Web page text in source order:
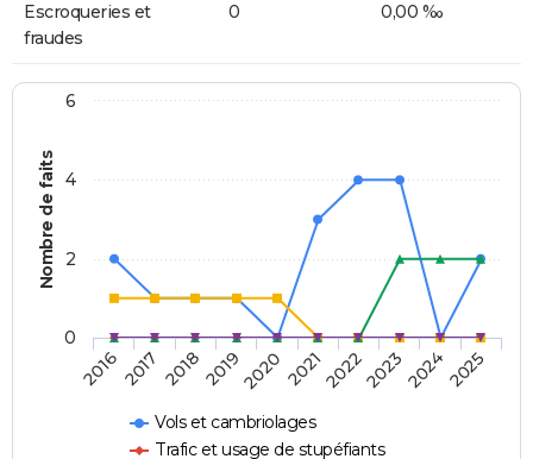
Escroqueries et
fraudes
0 0,00 ‰
Nombre de faits
Vols et cambriolages
Trafic et usage de stupéfiants
20162017 20182019202020212022202320242025
0
2
4
6